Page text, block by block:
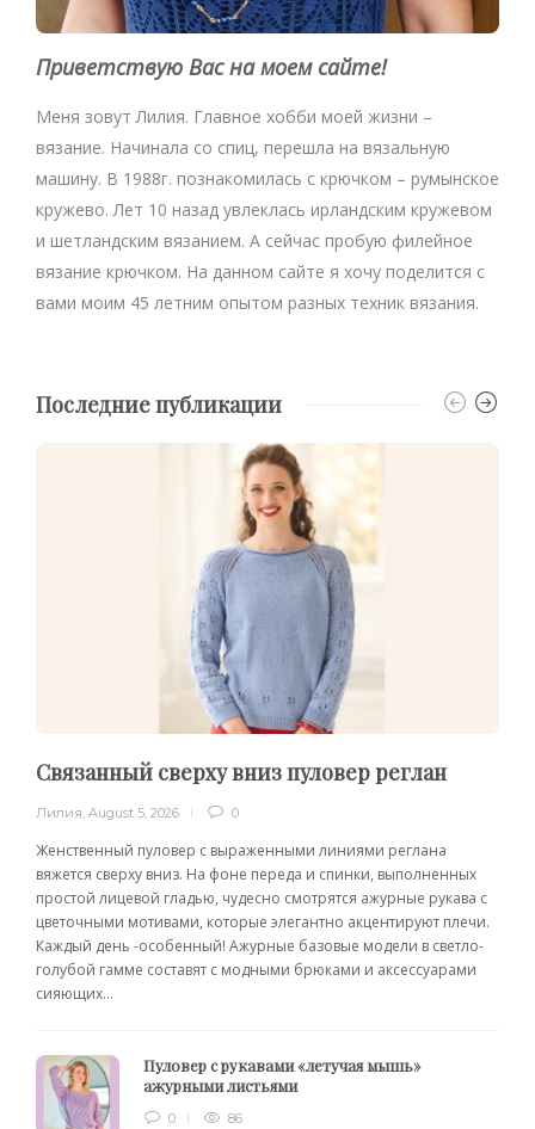
Приветствую Вас на моем сайте!
Меня зовут Лилия. Главное хобби моей жизни –
вязание. Начинала со спиц, перешла на вязальную
машину. В 1988г. познакомилась с крючком – румынское
кружево. Лет 10 назад увлеклась ирландским кружевом
и шетландским вязанием. А сейчас пробую филейное
вязание крючком. На данном сайте я хочу поделится с
вами моим 45 летним опытом разных техник вязания.
Последние публикации
Связанный сверху вниз пуловер реглан
Лилия, August 5, 2026 0
Женственный пуловер с выраженными линиями реглана
вяжется сверху вниз. На фоне переда и спинки, выполненных
простой лицевой гладью, чудесно смотрятся ажурные рукава с
цветочными мотивами, которые элегантно акцентируют плечи.
Каждый день -особенный! Ажурные базовые модели в светло-
голубой гамме составят с модными брюками и аксессуарами
сияющих...
Пуловер с рукавами «летучая мышь»
ажурными листьями
0 86